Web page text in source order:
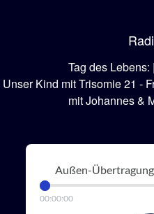
Tag des
Unser Kind mit Trisomie 21 -
mit Johannes &
Außen-
00:00:00